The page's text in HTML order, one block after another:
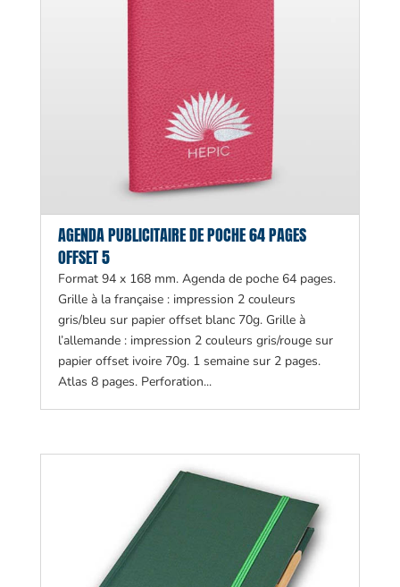
AGENDA PUBLICITAIRE DE POCHE 64 PAGES
OFFSET 5
Format 94 x 168 mm. Agenda de poche 64 pages.
Grille à la française : impression 2 couleurs
gris/bleu sur papier offset blanc 70g. Grille à
l’allemande : impression 2 couleurs gris/rouge sur
papier offset ivoire 70g. 1 semaine sur 2 pages.
Atlas 8 pages. Perforation...